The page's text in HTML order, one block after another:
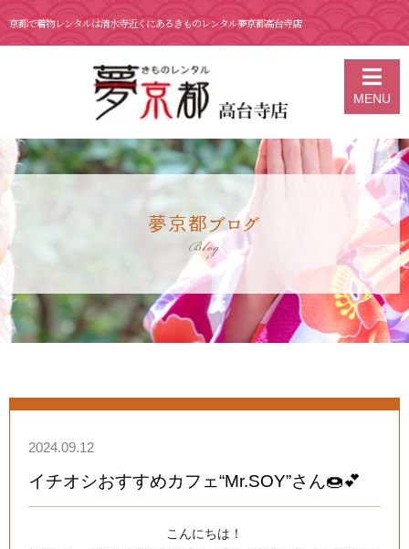
京都で着物レンタルは清水寺近くにあるきものレンタル夢京都高台寺店
MENU
京都の着物レンタル 夢京都 高台寺店
イチオシおすすめカフ
ェ“Mr.SOY”さん🍩💕
夢京都ブログ
Blog
2024.09.12
イチオシおすすめカフェ“Mr.SOY”さん🍩💕
こんにちは！